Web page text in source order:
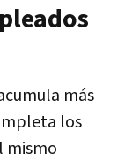
más
los
mismo